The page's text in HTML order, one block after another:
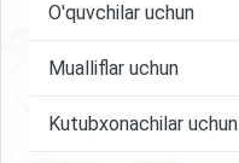
O'quvchilar uchun
Mualliflar uchun
Kutubxonachilar uchun